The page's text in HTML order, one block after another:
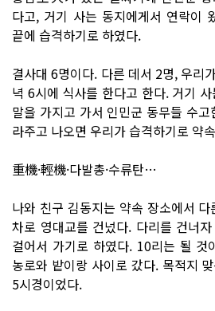
다고, 거기 사는 동지에게서 연락이
끝에 습격하기로 하였다.
결사대 6명이다. 다른 데서 2명, 우리
녁 6시에 식사를 한다고 한다. 거기
말을 가지고 가서 인민군 동무들 수
라주고 나오면 우리가 습격하기로 약
重機·輕機·다발총·수류탄…
나와 친구 김동지는 약속 장소에서
차로 영대교를 건넜다. 다리를 건너
걸어서 가기로 하였다. 10리는 될 것
농로와 밭이랑 사이로 갔다. 목적지
5시경이었다.